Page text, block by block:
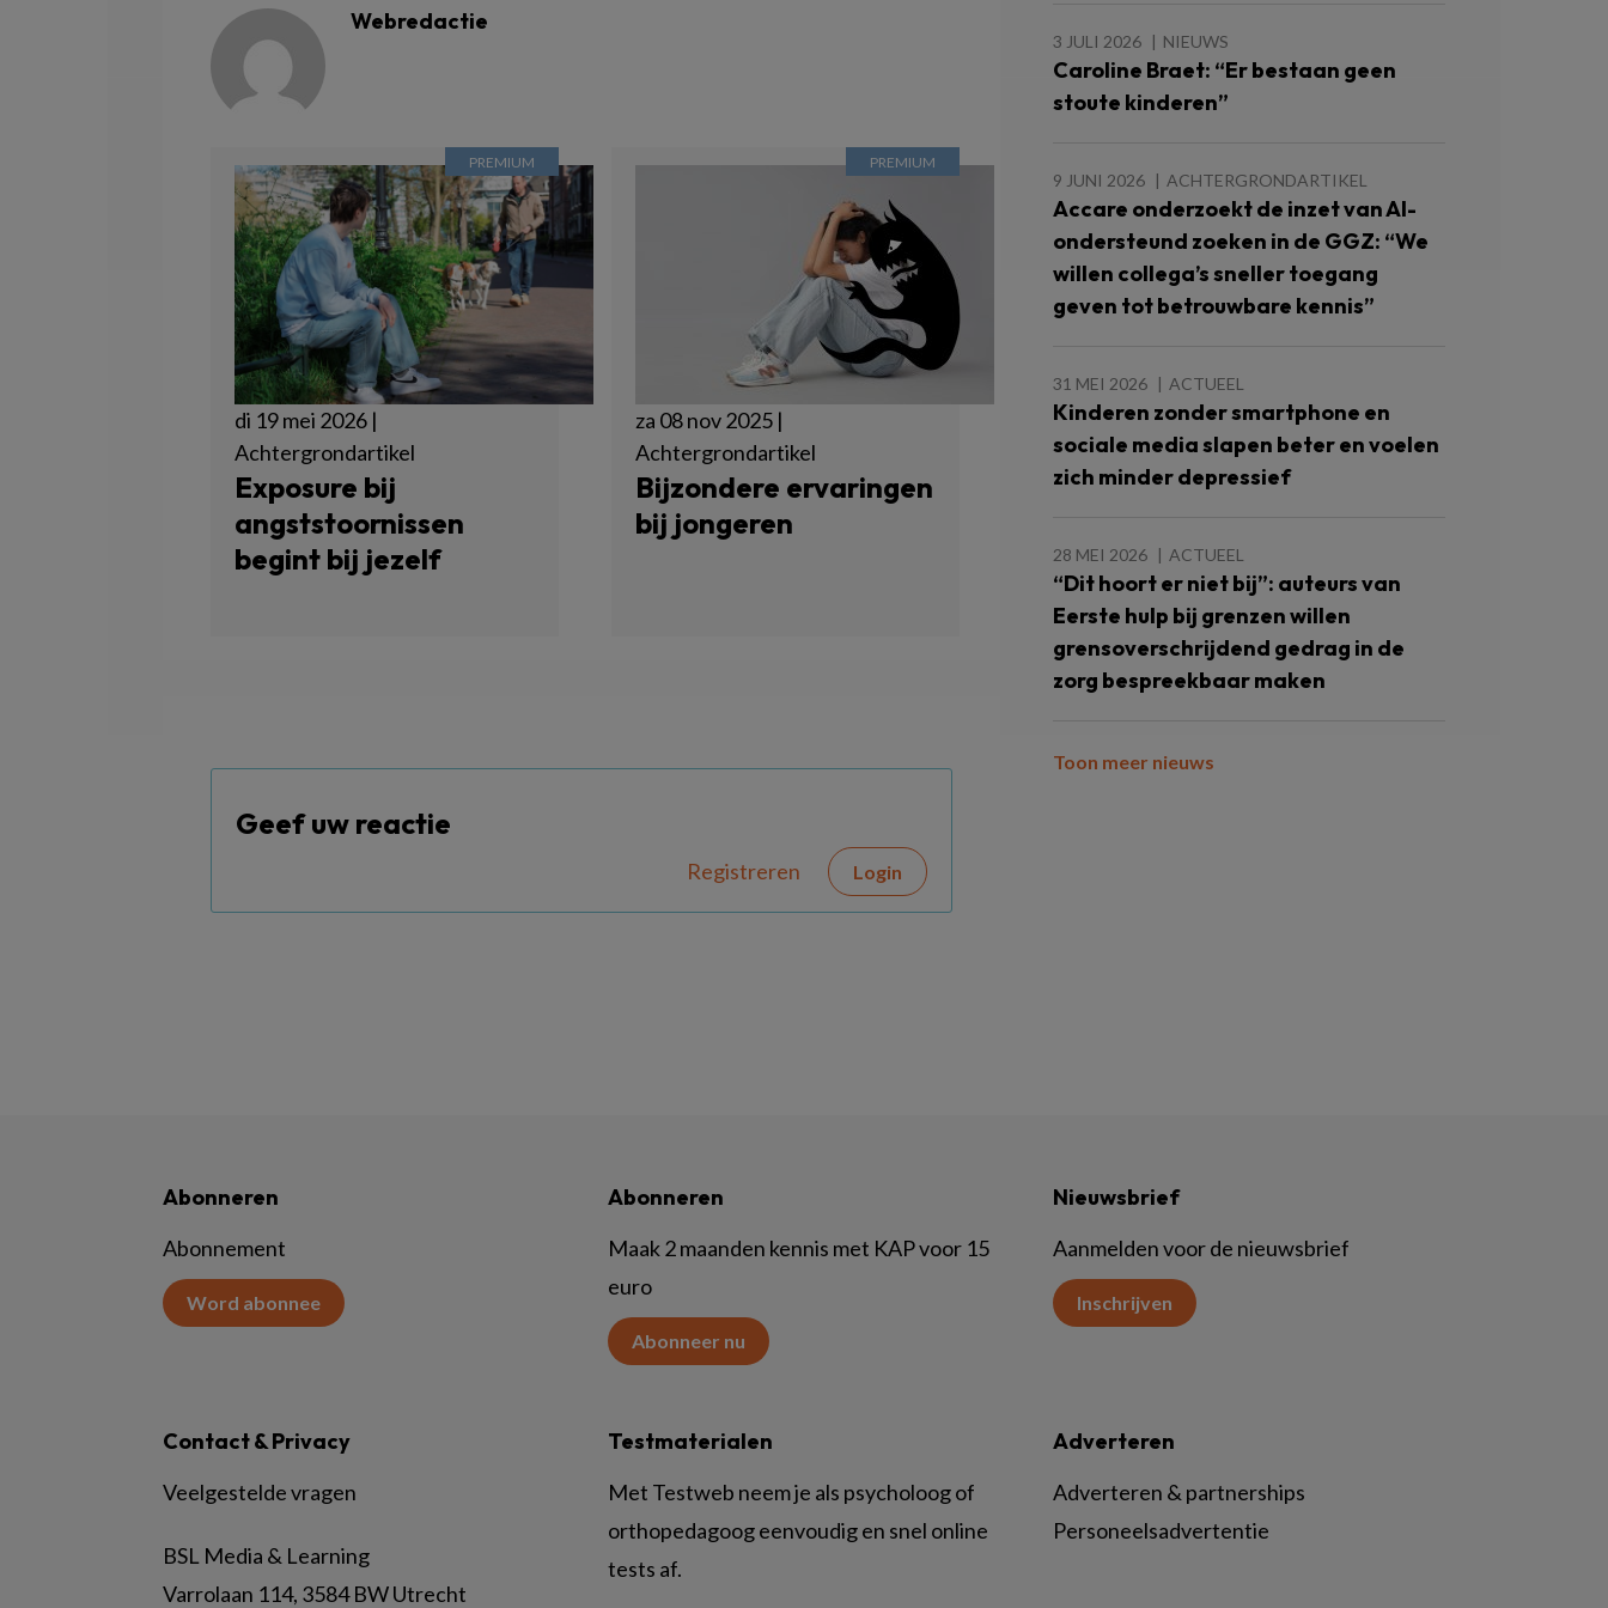
Webredactie
di 19 mei 2026 |
Achtergrondartikel
Exposure bij
angststoornissen
begint bij jezelf
za 08 nov 2025 |
Achtergrondartikel
Bijzondere ervaringen
bij jongeren
Geef uw reactie
Registreren Login
3 JULI 2026 NIEUWS
Caroline Braet: “Er bestaan geen
stoute kinderen”
9 JUNI 2026 ACHTERGRONDARTIKEL
Accare onderzoekt de inzet van AI-
ondersteund zoeken in de GGZ: “We
willen collega’s sneller toegang
geven tot betrouwbare kennis”
31 MEI 2026 ACTUEEL
Kinderen zonder smartphone en
sociale media slapen beter en voelen
zich minder depressief
28 MEI 2026 ACTUEEL
“Dit hoort er niet bij”: auteurs van
Eerste hulp bij grenzen willen
grensoverschrijdend gedrag in de
zorg bespreekbaar maken
Toon meer nieuws
Abonneren
Abonnement
Word abonnee
Abonneren
Maak 2 maanden kennis met KAP voor 15
euro
Abonneer nu
Nieuwsbrief
Aanmelden voor de nieuwsbrief
Inschrijven
Contact & Privacy
Veelgestelde vragen
BSL Media & Learning
Varrolaan 114, 3584 BW Utrecht
Testmaterialen
Met Testweb neem je als psycholoog of
orthopedagoog eenvoudig en snel online
tests af.
Adverteren
Adverteren & partnerships
Personeelsadvertentie